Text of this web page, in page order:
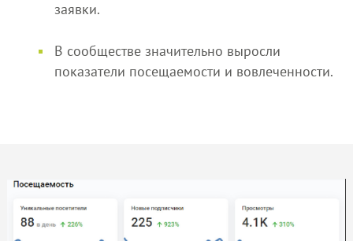
заявки.
В сообществе значительно выросли
показатели посещаемости и вовлеченности.